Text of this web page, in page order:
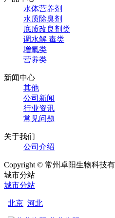
水体营养剂
水质除臭剂
底质改良剂类
调水解 毒类
增氧类
营养类
新闻中心
其他
公司新闻
行业资讯
常见问题
关于我们
公司介绍
Copyright © 常州卓阳生物科技
城市分站
城市分站
北京 河北